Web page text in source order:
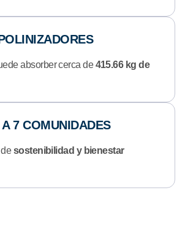
absorber cerca de415.66 kg de
7 COMUNIDADES
sostenibilidad y bienestar